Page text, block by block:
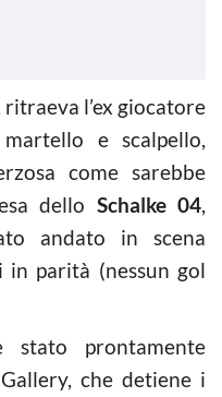
l’ex giocatore
e scalpello,
come sarebbe
dello Schalke 04,
andato in scena
in parità (nessun gol
prontamente
che detiene i